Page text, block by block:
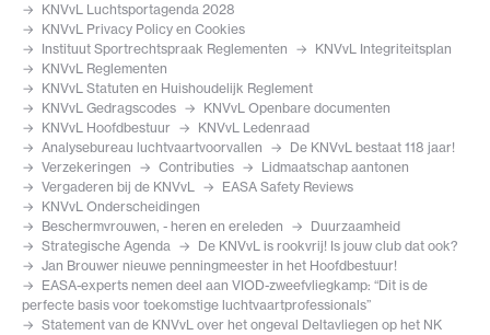
KNVvL Luchtsportagenda 2028
KNVvL Privacy Policy en Cookies
Instituut Sportrechtspraak Reglementen
KNVvL Integriteitsplan
KNVvL Reglementen
KNVvL Statuten en Huishoudelijk Reglement
KNVvL Gedragscodes
KNVvL Openbare documenten
KNVvL Hoofdbestuur
KNVvL Ledenraad
Analysebureau luchtvaartvoorvallen
De KNVvL bestaat 118 jaar!
Verzekeringen
Contributies
Lidmaatschap aantonen
Vergaderen bij de KNVvL
EASA Safety Reviews
KNVvL Onderscheidingen
Beschermvrouwen, - heren en ereleden
Duurzaamheid
Strategische Agenda
De KNVvL is rookvrij! Is jouw club dat ook?
Jan Brouwer nieuwe penningmeester in het Hoofdbestuur!
EASA-experts nemen deel aan VIOD-zweefvliegkamp: “Dit is de
perfecte basis voor toekomstige luchtvaartprofessionals”
Statement van de KNVvL over het ongeval Deltavliegen op het NK